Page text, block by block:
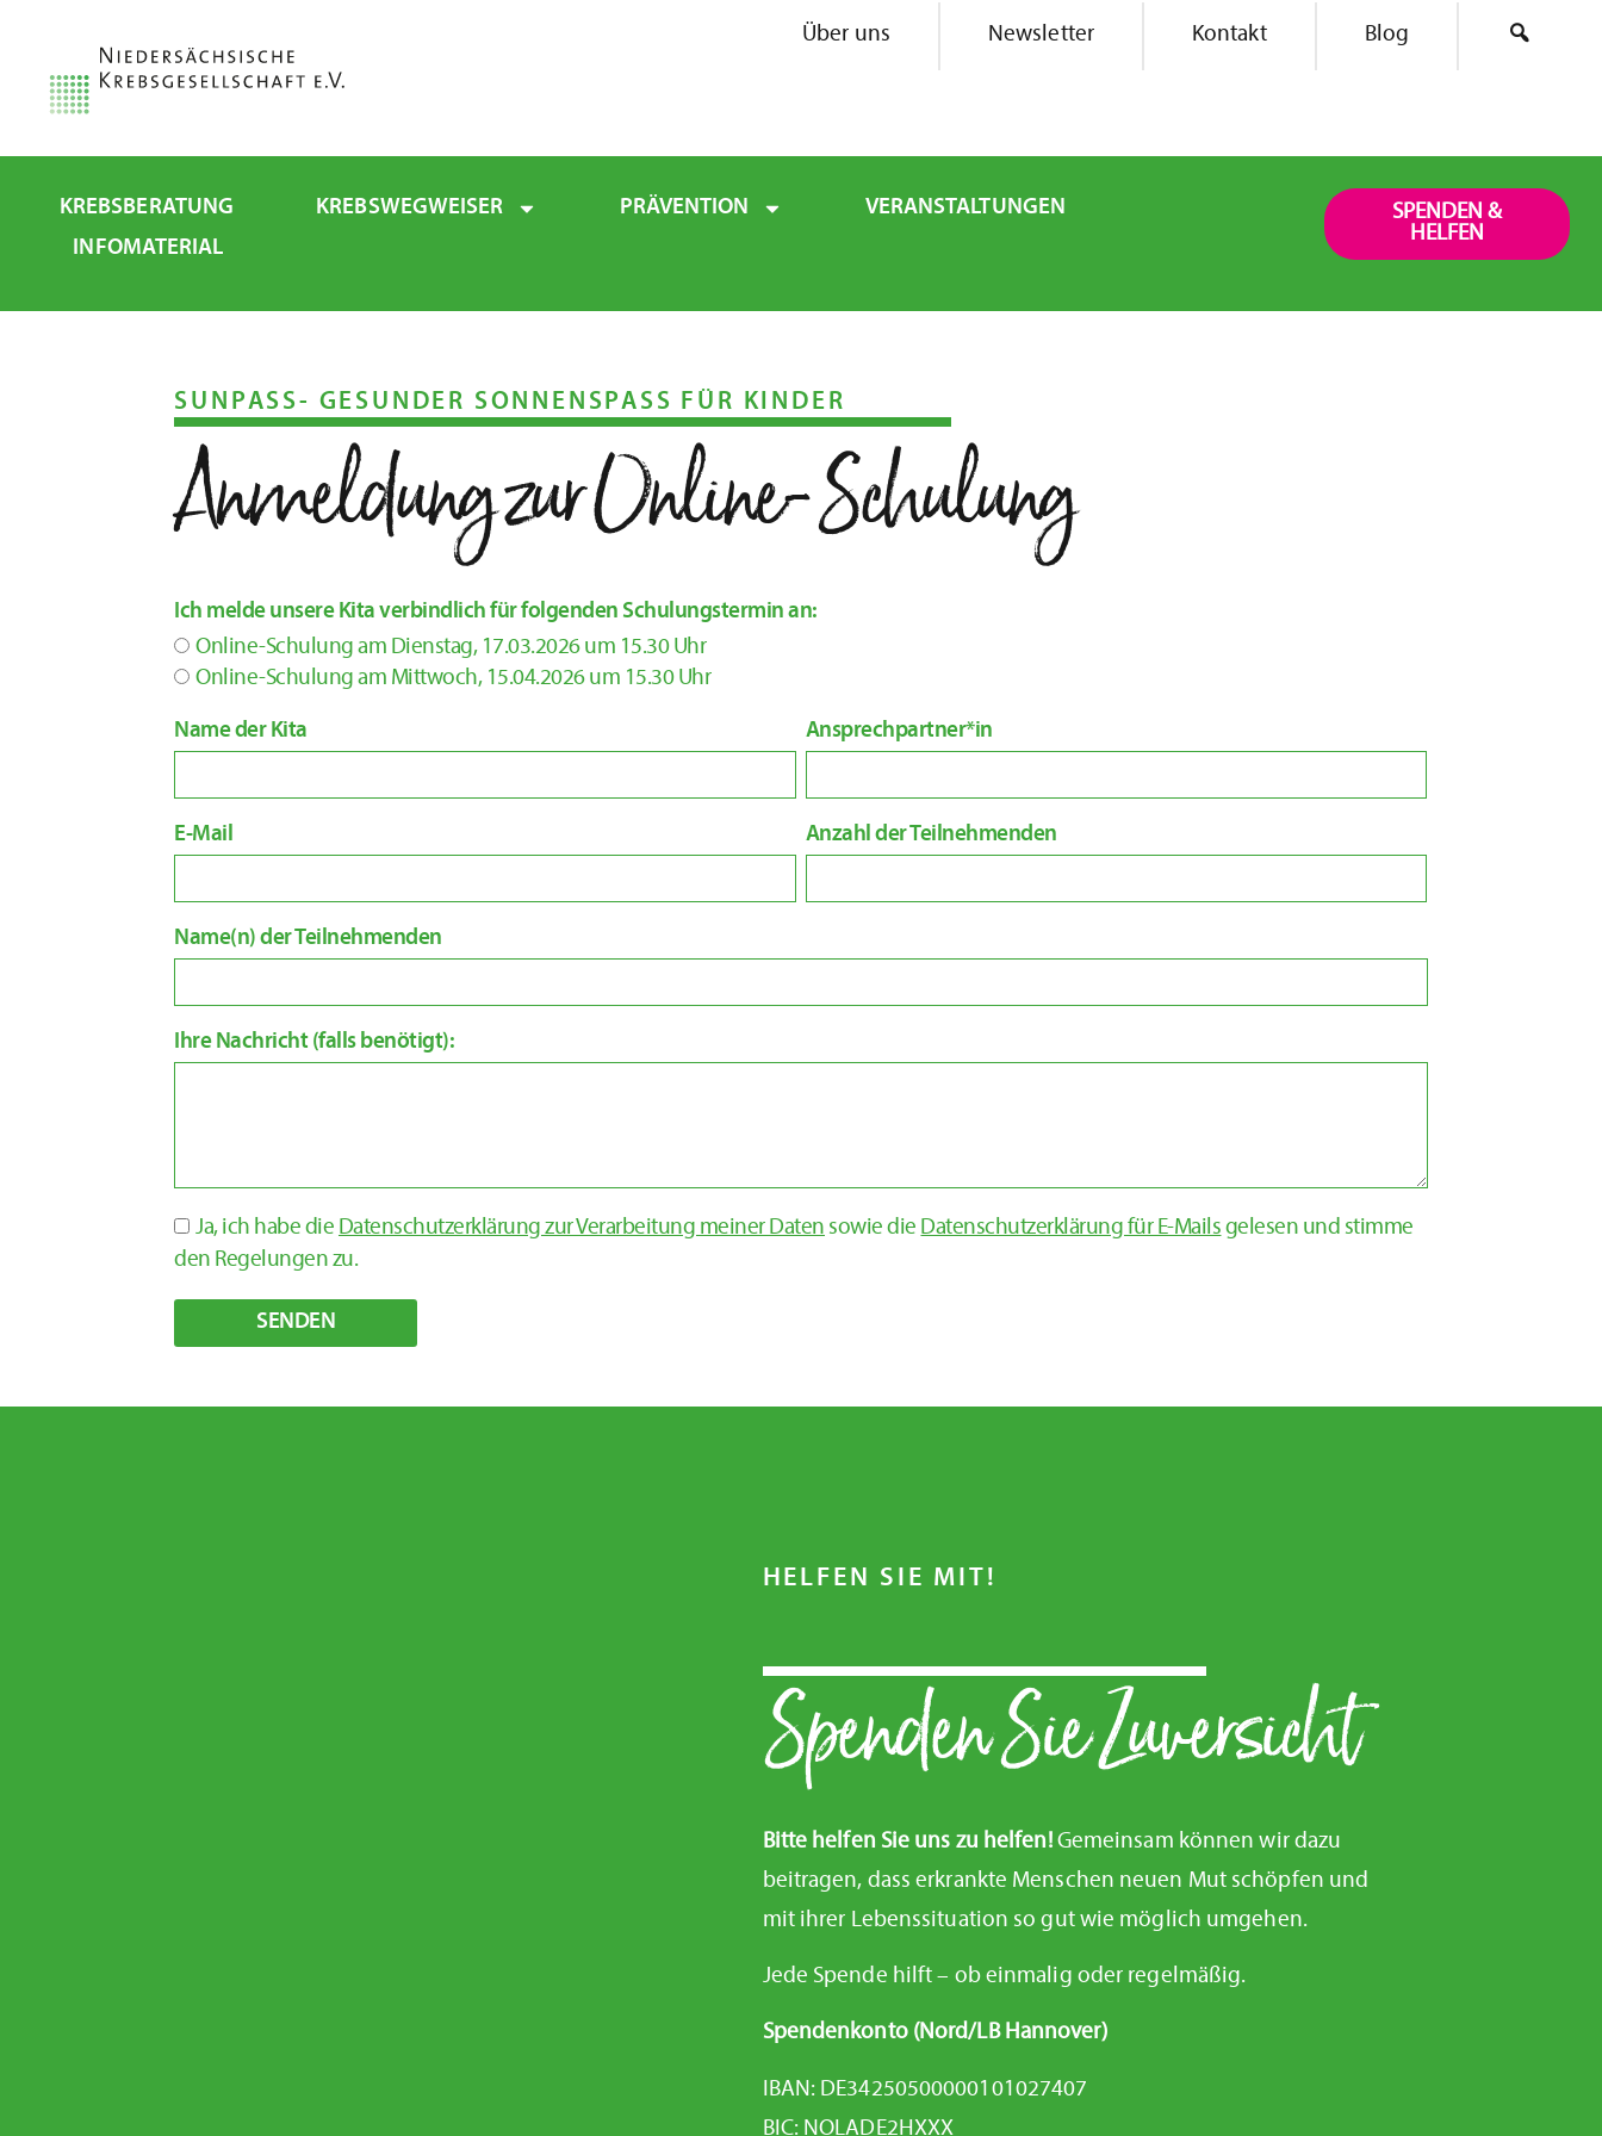
Über uns Newsletter Kontakt Blog Suche
KREBSBERATUNG KREBSWEGWEISER PRÄVENTION
VERANSTALTUNGEN
INFOMATERIAL
SPENDEN &
HELFEN
SUNPASS- GESUNDER SONNENSPASS FÜR KINDER
Anmeldung zur Online-Schulung
Ich melde unsere Kita verbindlich für folgenden Schulungstermin an:
Online-Schulung am Dienstag, 17.03.2026 um 15.30 Uhr
Online-Schulung am Mittwoch, 15.04.2026 um 15.30 Uhr
Name der Kita Ansprechpartner*in
E-Mail Anzahl der Teilnehmenden
Name(n) der Teilnehmenden
Ihre Nachricht (falls benötigt):
Ja, ich habe die Datenschutzerklärung zur Verarbeitung meiner Daten sowie die Datenschutzerklärung für E-Mails gelesen und stimme
den Regelungen zu.
SENDEN
HELFEN SIE MIT!
Spenden Sie Zuversicht
Bitte helfen Sie uns zu helfen! Gemeinsam können wir dazu
beitragen, dass erkrankte Menschen neuen Mut schöpfen und
mit ihrer Lebenssituation so gut wie möglich umgehen.
Jede Spende hilft – ob einmalig oder regelmäßig.
Spendenkonto (Nord/LB Hannover)
IBAN: DE34250500000101027407
BIC: NOLADE2HXXX